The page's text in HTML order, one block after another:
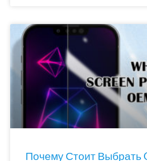
Почему Стоит Выбрать